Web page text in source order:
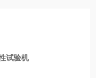
试验机